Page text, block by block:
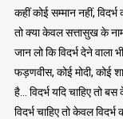
कहीं कोई सम्मान नहीं, विदर्भ
तो क्या केवल सत्तासुख के नाम
जान लो कि विदर्भ देने वाला
फड़णवीस, कोई मोदी, कोई
है… विदर्भ यदि चाहिए तो
विदर्भ चाहिए तो केवल